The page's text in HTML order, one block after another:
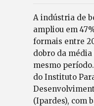
A indústria de
ampliou em
formais entre
dobro da
mesmo
do Instituto
(Ipardes), com